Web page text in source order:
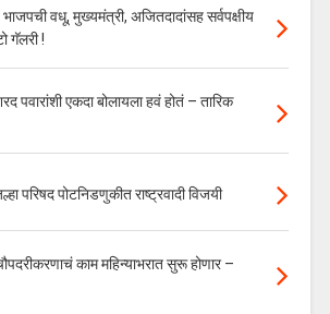
भाजपची वधू, मुख्यमंत्री, अजितदादांसह सर्वपक्षीय
गॅलरी !
पवारांशी एकदा बोलायला हवं होतं – तारिक
परिषद पोटनिडणुकीत राष्ट्रवादी विजयी
काम महिन्याभरात सुरू होणार –